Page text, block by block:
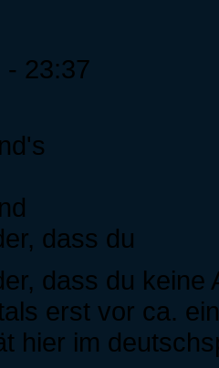
- 23:37
dass du
dass du
erst vor ca.
hier im